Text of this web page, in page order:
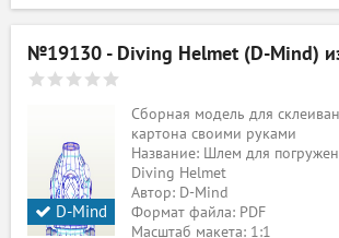
№19130 - Diving Helmet (D-Mind)
D-Mind
Сборная модель для
картона своими руками
Название: Шлем для
Diving Helmet
Автор: D-Mind
Формат файла: PDF
Масштаб макета: 1:1